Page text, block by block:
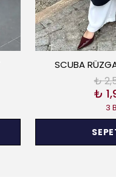
SCUBA
₺
₺
3